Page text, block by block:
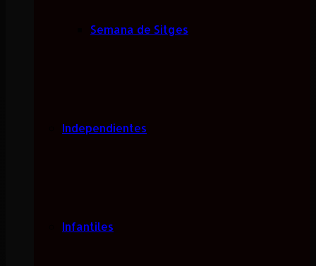
Semana de Sitges
Independientes
Infantiles